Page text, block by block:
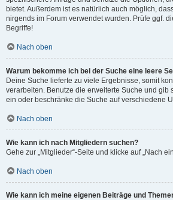
bietet. Außerdem ist es natürlich auch möglich,
nirgends im Forum verwendet wurden. Prüfe ggf.
Begriffe!
Nach oben
Warum bekomme ich bei der Suche eine leere
Deine Suche lieferte zu viele Ergebnisse, somit
verarbeiten. Benutze die erweiterte Suche und gib
ein oder beschränke die Suche auf verschiedene
Nach oben
Wie kann ich nach Mitgliedern suchen?
Gehe zur „Mitglieder“-Seite und klicke auf „Nach
Nach oben
Wie kann ich meine eigenen Beiträge und